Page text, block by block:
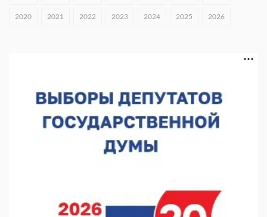
06.08.2026 15:26
Видели ночь, бежали всю ночь... На Нижневолжской
набережной прошел необычный забег
Нижегородские хирурги выполнили трансоральную
2020 2021 2022 2023 2024 2025 2026